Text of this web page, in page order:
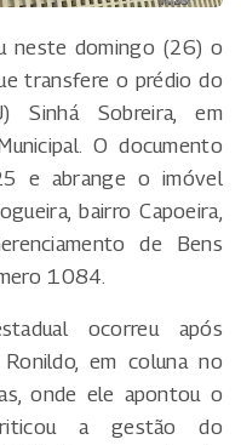
neste domingo (26) o
transfere o prédio do
Sinhá Sobreira, em
O documento
e abrange o imóvel
bairro Capoeira,
de Bens
1084.
ocorreu após
em coluna no
onde ele apontou o
a gestão do